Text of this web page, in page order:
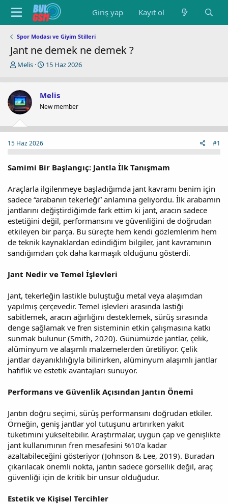
Giriş yap Kayıt ol
Spor Modası ve Giyim Stilleri
Jant ne demek ne demek ?
K
u
y
u
b
a
l
t
Melis
B
l
a
n
ı
r
i
15 Haz 2026
Melis
New member
15 Haz 2026 #1
Samimi Bir Başlangıç: Jantla İlk Tanışmam
Araçlarla ilgilenmeye başladığımda jant kavramı benim için
sadece “arabanın tekerleği” anlamına geliyordu. İlk arabamın
jantlarını değiştirdiğimde fark ettim ki jant, aracın sadece
estetiğini değil, performansını ve güvenliğini de doğrudan
etkileyen bir parça. Bu süreçte hem kendi gözlemlerim hem
de teknik kaynaklardan edindiğim bilgiler, jant kavramının
sandığımdan çok daha karmaşık olduğunu gösterdi.
Jant Nedir ve Temel İşlevleri
Jant, tekerleğin lastikle buluştuğu metal veya alaşımdan
yapılmış çerçevedir. Temel işlevleri arasında lastiği
sabitlemek, aracın ağırlığını desteklemek, sürüş sırasında
denge sağlamak ve fren sisteminin etkin çalışmasına katkı
sunmak bulunur (Smith, 2020). Günümüzde jantlar, çelik,
alüminyum ve alaşımlı malzemelerden üretiliyor. Çelik
jantlar dayanıklılığıyla bilinirken, alüminyum alaşımlı jantlar
hafiflik ve estetik avantajları sunuyor.
Performans ve Güvenlik Açısından Jantın Önemi
Jantın doğru seçimi, sürüş performansını doğrudan etkiler.
Örneğin, geniş jantlar yol tutuşunu artırırken yakıt
tüketimini yükseltebilir. Araştırmalar, uygun çap ve genişlikte
jant kullanımının fren mesafesini %10’a kadar
azaltabileceğini gösteriyor (Johnson & Lee, 2019). Buradan
çıkarılacak önemli nokta, jantın sadece görsellik değil, araç
güvenliği için de kritik bir unsur olduğudur.
Estetik ve Kişisel Tercihler